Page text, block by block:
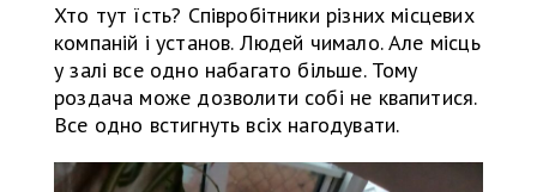
Хто тут їсть? Співробітники різних місцевих
компаній і установ. Людей чимало. Але місць
у залі все одно набагато більше. Тому
роздача може дозволити собі не квапитися.
Все одно встигнуть всіх нагодувати.